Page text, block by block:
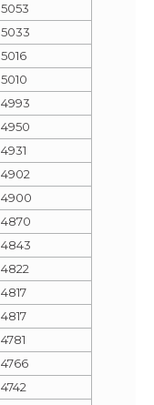
5053
5033
5016
5010
4993
4950
4931
4902
4900
4870
4843
4822
4817
4817
4781
4766
4742